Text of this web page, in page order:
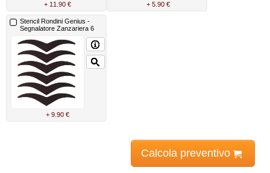
+ 11.90 € + 5.90 €
Stencil Rondini Genius -
Segnalatore Zanzariera 6
+ 9.90 €
Calcola preventivo